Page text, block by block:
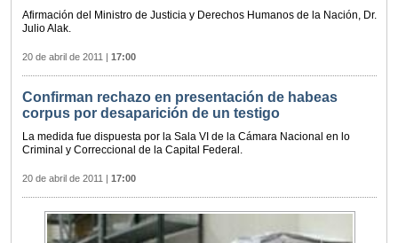
Afirmación del Ministro de Justicia y Derechos Humanos de la Nación, Dr.
Julio Alak.
20 de abril de 2011 | 17:00
Confirman rechazo en presentación de habeas
corpus por desaparición de un testigo
La medida fue dispuesta por la Sala VI de la Cámara Nacional en lo
Criminal y Correccional de la Capital Federal.
20 de abril de 2011 | 17:00